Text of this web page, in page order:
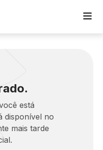
está
disponível no
mais tarde